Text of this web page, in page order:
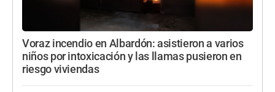
Voraz incendio en Albardón: asistieron a varios
niños por intoxicación y las llamas pusieron en
riesgo viviendas